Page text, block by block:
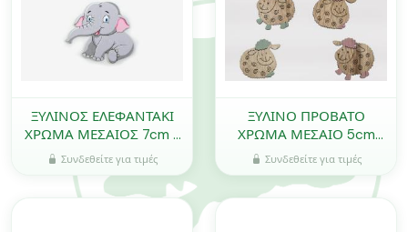
ΞΥΛΙΝΟΣ ΕΛΕΦΑΝΤΑΚΙ
ΧΡΩΜΑ ΜΕΣΑΙΟΣ 7cm x
8cm 0519643
Συνδεθείτε για τιμές
ΞΥΛΙΝΟ ΠΡΟΒΑΤΟ
ΧΡΩΜΑ ΜΕΣΑΙΟ 5cm
0519494
Συνδεθείτε για τιμές